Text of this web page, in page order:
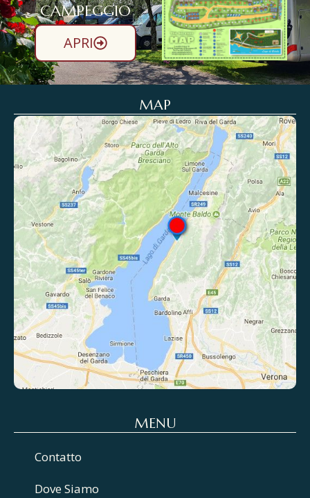
CAMPEGGIO
APRI
MAP
MENU
Contatto
Dove Siamo